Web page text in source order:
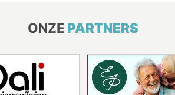
ONZE PARTNERS